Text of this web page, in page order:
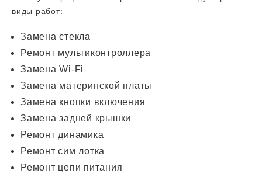
виды работ:
Замена стекла
Ремонт мультиконтроллера
Замена Wi-Fi
Замена материнской платы
Замена кнопки включения
Замена задней крышки
Ремонт динамика
Ремонт сим лотка
Ремонт цепи питания